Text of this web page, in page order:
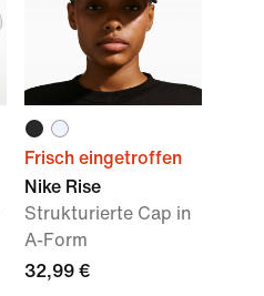
Frisch eingetroffen
Nike Rise
Strukturierte Cap in
A-Form
32,99 €